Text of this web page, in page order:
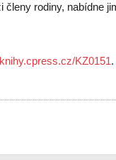
členy rodiny, nabídne
KZ0151.